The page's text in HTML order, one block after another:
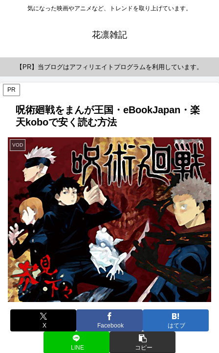
気になった映画やアニメなど、トレンドを取り上げています。
花凛雑記
【PR】当ブログはアフィリエイトプログラムを利用しています。
PR
呪術廻戦をまんが王国・eBookJapan・楽
天koboで安く読む方法
VOD
X Facebook はてブ
LINE コピー